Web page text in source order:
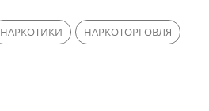
НАРКОТИКИ НАРКОТОРГОВЛЯ